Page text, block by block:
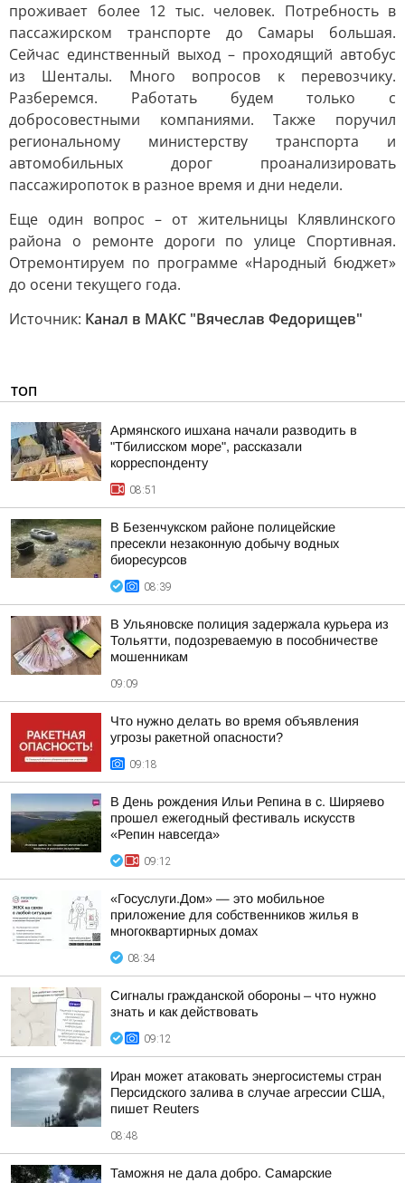
проживает более 12 тыс. человек. Потребность в
пассажирском транспорте до Самары большая.
Сейчас единственный выход – проходящий автобус
из Шенталы. Много вопросов к перевозчику.
Разберемся. Работать будем только с
добросовестными компаниями. Также поручил
региональному министерству транспорта и
автомобильных дорог проанализировать
пассажиропоток в разное время и дни недели.
Еще один вопрос – от жительницы Клявлинского
района о ремонте дороги по улице Спортивная.
Отремонтируем по программе «Народный бюджет»
до осени текущего года.
Источник: Канал в МАКС "Вячеслав Федорищев"
ТОП
Армянского ишхана начали разводить в
"Тбилисском море", рассказали
корреспонденту
08:51
В Безенчукском районе полицейские
пресекли незаконную добычу водных
биоресурсов
08:39
В Ульяновске полиция задержала курьера из
Тольятти, подозреваемую в пособничестве
мошенникам
09:09
Что нужно делать во время объявления
угрозы ракетной опасности?
09:18
В День рождения Ильи Репина в с. Ширяево
прошел ежегодный фестиваль искусств
«Репин навсегда»
09:12
«Госуслуги.Дом» — это мобильное
приложение для собственников жилья в
многоквартирных домах
08:34
Сигналы гражданской обороны – что нужно
знать и как действовать
09:12
Иран может атаковать энергосистемы стран
Персидского залива в случае агрессии США,
пишет Reuters
08:48
Таможня не дала добро. Самарские